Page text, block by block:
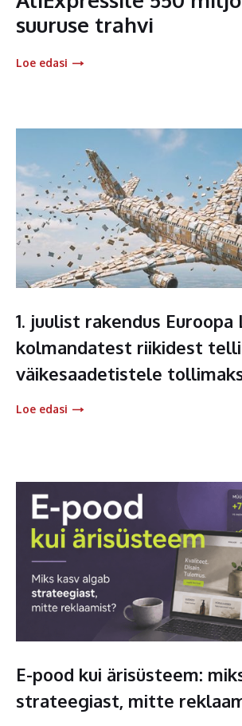
suuruse trahvi
Loe edasi
1. juulist rakendus Euroopa
kolmandatest riikidest
väikesaadetistele
Loe edasi
E-pood kui ärisüsteem:
strateegiast, mitte